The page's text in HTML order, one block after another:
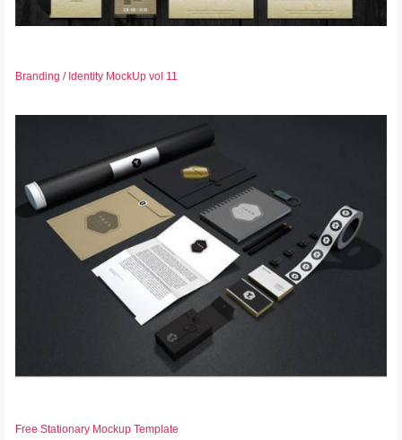
Branding / Identity MockUp vol 11
Free Stationary Mockup Template